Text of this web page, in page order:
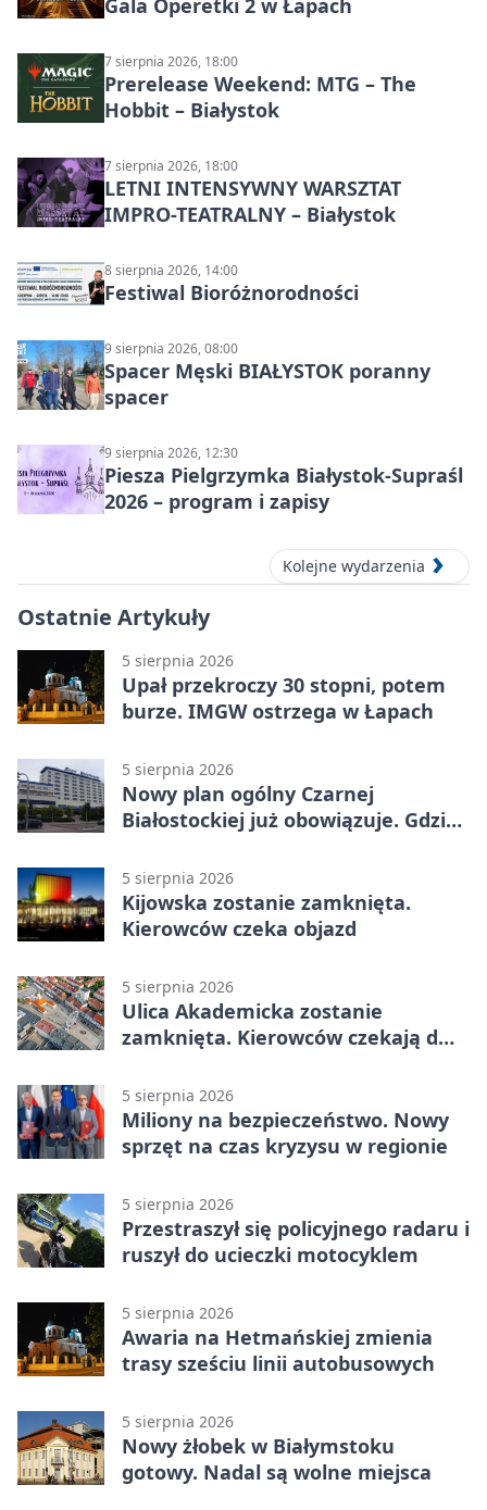
Gala Operetki 2 w Łapach
7 sierpnia 2026, 18:00
Prerelease Weekend: MTG – The
Hobbit – Białystok
7 sierpnia 2026, 18:00
LETNI INTENSYWNY WARSZTAT
IMPRO-TEATRALNY – Białystok
8 sierpnia 2026, 14:00
Festiwal Bioróżnorodności
9 sierpnia 2026, 08:00
Spacer Męski BIAŁYSTOK poranny
spacer
9 sierpnia 2026, 12:30
Piesza Pielgrzymka Białystok-Supraśl
2026 – program i zapisy
Kolejne wydarzenia
Ostatnie Artykuły
5 sierpnia 2026
Upał przekroczy 30 stopni, potem
burze. IMGW ostrzega w Łapach
5 sierpnia 2026
Nowy plan ogólny Czarnej
Białostockiej już obowiązuje. Gdzie
5 sierpnia 2026
Kijowska zostanie zamknięta.
Kierowców czeka objazd
5 sierpnia 2026
Ulica Akademicka zostanie
zamknięta. Kierowców czekają dwa
5 sierpnia 2026
Miliony na bezpieczeństwo. Nowy
sprzęt na czas kryzysu w regionie
5 sierpnia 2026
Przestraszył się policyjnego radaru i
ruszył do ucieczki motocyklem
5 sierpnia 2026
Awaria na Hetmańskiej zmienia
trasy sześciu linii autobusowych
5 sierpnia 2026
Nowy żłobek w Białymstoku
gotowy. Nadal są wolne miejsca